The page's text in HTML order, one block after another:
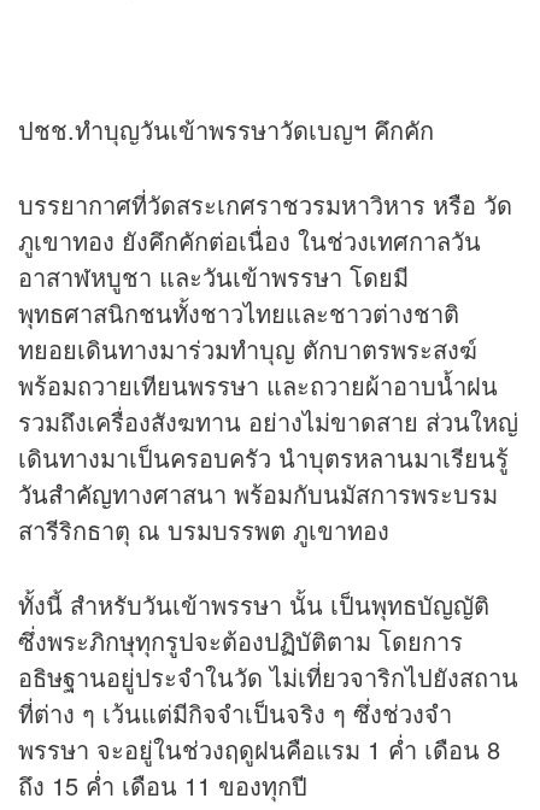
ปชช.ทำบุญวันเข้าพรรษาวัดเบญฯ คึกคัก
บรรยากาศที่วัดสระเกศราชวรมหาวิหาร หรือ วัด
ภูเขาทอง ยังคึกคักต่อเนื่อง ในช่วงเทศกาลวัน
อาสาฬหบูชา และวันเข้าพรรษา โดยมี
พุทธศาสนิกชนทั้งชาวไทยและชาวต่างชาติ
ทยอยเดินทางมาร่วมทำบุญ ตักบาตรพระสงฆ์
พร้อมถวายเทียนพรรษา และถวายผ้าอาบน้ำฝน
รวมถึงเครื่องสังฆทาน อย่างไม่ขาดสาย ส่วนใหญ่
เดินทางมาเป็นครอบครัว นำบุตรหลานมาเรียนรู้
วันสำคัญทางศาสนา พร้อมกับนมัสการพระบรม
สารีริกธาตุ ณ บรมบรรพต ภูเขาทอง
ทั้งนี้ สำหรับวันเข้าพรรษา นั้น เป็นพุทธบัญญัติ
ซึ่งพระภิกษุทุกรูปจะต้องปฏิบัติตาม โดยการ
อธิษฐานอยู่ประจำในวัด ไม่เที่ยวจาริกไปยังสถาน
ที่ต่าง ๆ เว้นแต่มีกิจจำเป็นจริง ๆ ซึ่งช่วงจำ
พรรษา จะอยู่ในช่วงฤดูฝนคือแรม 1 ค่ำ เดือน 8
ถึง 15 ค่ำ เดือน 11 ของทุกปี